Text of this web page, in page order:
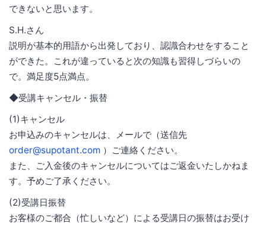
できないと思います。
S.H.さん
説明が基本的用語から出発しており、認識合わせをすること
ができた。これが違っていると次の知識も習得しづらいの
で。満足度5点満点。
◆受講キャンセル・振替
(1)キャンセル
お申込みのキャンセルは、メールで（送信先
order@supotant.com ）ご連絡ください。
また、ご入金後のキャンセルについてはご返金いたしかねま
す。予めご了承ください。
(2)受講日振替
お客様のご都合（忙しいなど）による受講日の振替はお受け